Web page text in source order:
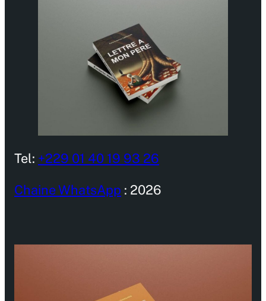
Tel: +229 01 40 19 93 26
Chaine WhatsApp : 2026